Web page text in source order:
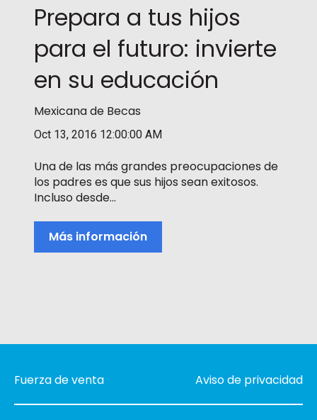
Prepara a tus hijos
para el futuro: invierte
en su educación
Mexicana de Becas
Oct 13, 2016 12:00:00 AM
Una de las más grandes preocupaciones de
los padres es que sus hijos sean exitosos.
Incluso desde...
Más información
Fuerza de venta Aviso de privacidad